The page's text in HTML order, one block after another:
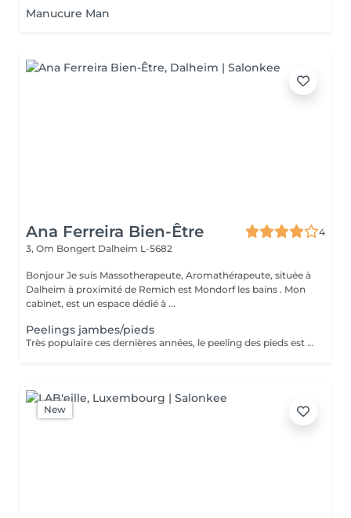
Manucure Man
Ana Ferreira Bien-Être
4
3, Om Bongert Dalheim L-5682
Bonjour Je suis Massotherapeute, Aromathérapeute, située à
Dalheim à proximité de Remich est Mondorf les bains . Mon
cabinet, est un espace dédié à ...
Peelings jambes/pieds
Très populaire ces dernières années, le peeling des pieds est une alternative intéressante pour toutes les personnes souhaitant retrouver les pieds doux de leur enfance . Comment fonctionne ce soin ? Est-il réellement efficace ? Présente-t-il des risques ? Découvrez ici plus d'informations sur le peeling des pieds, un soin tendance pas comme les autres.
New